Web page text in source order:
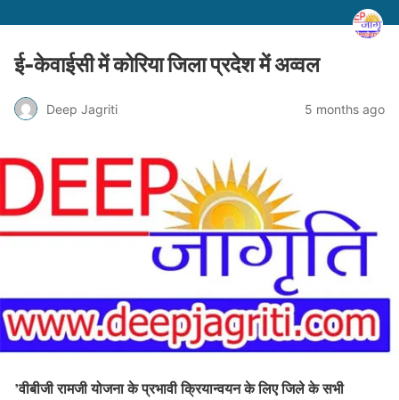
ई-केवाईसी में कोरिया जिला प्रदेश में अव्वल
Deep Jagriti 5 months ago
’वीबीजी रामजी योजना के प्रभावी क्रियान्वयन के लिए जिले के सभी